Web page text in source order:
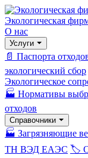
Экологическая
О нас
Услуги
📄 Паспорта
экологический сбор
Экологическое
🏭 Нормативы
отходов
Справочники
🏭 Загрязняющие
ТН ВЭД ЕАЭС 🏷️